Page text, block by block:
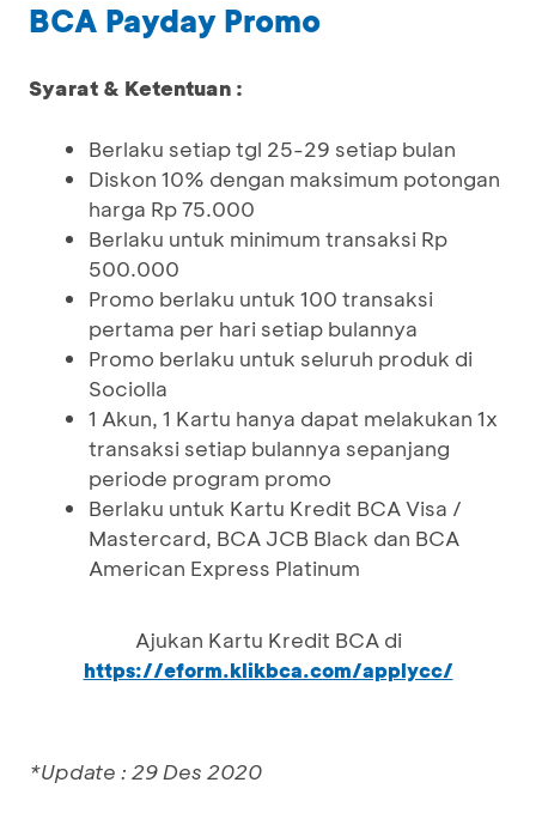
BCA Payday Promo
Syarat & Ketentuan :
Berlaku setiap tgl 25-29 setiap bulan
Diskon 10% dengan maksimum potongan
harga Rp 75.000
Berlaku untuk minimum transaksi Rp
500.000
Promo berlaku untuk 100 transaksi
pertama per hari setiap bulannya
Promo berlaku untuk seluruh produk di
Sociolla
1 Akun, 1 Kartu hanya dapat melakukan 1x
transaksi setiap bulannya sepanjang
periode program promo
Berlaku untuk Kartu Kredit BCA Visa /
Mastercard, BCA JCB Black dan BCA
American Express Platinum
Ajukan Kartu Kredit BCA di
https://eform.klikbca.com/applycc/
*Update : 29 Des 2020